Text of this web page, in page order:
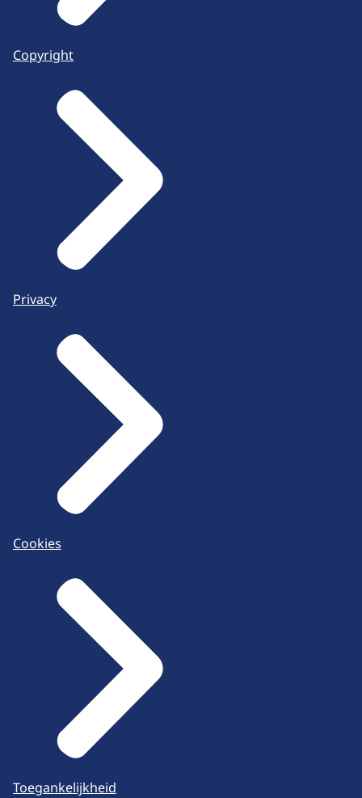
Copyright
Privacy
Cookies
Toegankelijkheid